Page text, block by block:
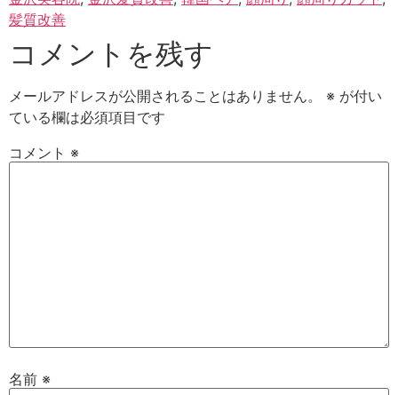
髪質改善
コメントを残す
メールアドレスが公開されることはありません。 ※ が付い
ている欄は必須項目です
コメント ※
名前 ※